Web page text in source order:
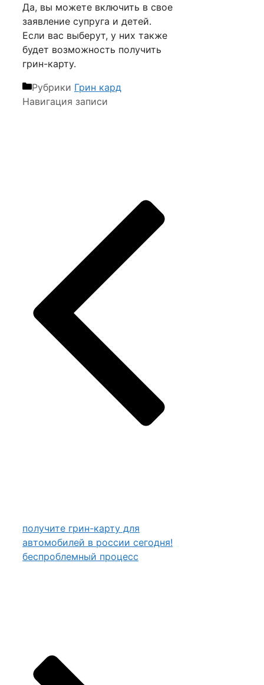
Да, вы можете включить в свое
заявление супруга и детей.
Если вас выберут, у них также
будет возможность получить
грин-карту.
Рубрики Грин кард
Навигация записи
получите грин-карту для
автомобилей в россии сегодня!
беспроблемный процесс